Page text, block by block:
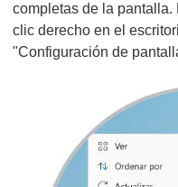
completas de la pantalla.
clic derecho en el
"Configuración de